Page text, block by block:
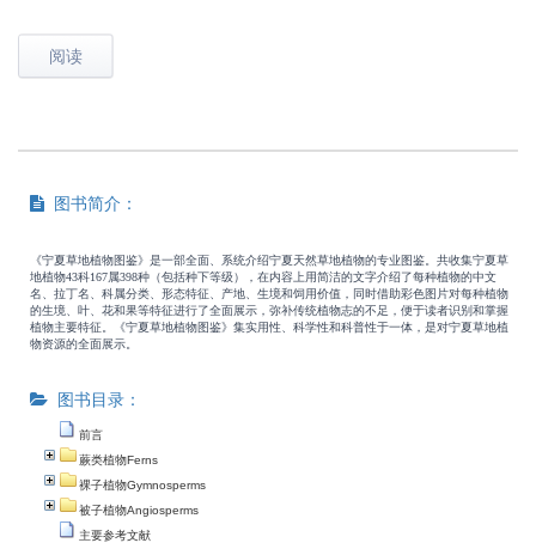
阅读
图书简介：
《宁夏草地植物图鉴》是一部全面、系统介绍宁夏天然草地植物的专业图鉴。共收集宁夏草
地植物43科167属398种（包括种下等级），在内容上用简洁的文字介绍了每种植物的中文
名、拉丁名、科属分类、形态特征、产地、生境和饲用价值，同时借助彩色图片对每种植物
的生境、叶、花和果等特征进行了全面展示，弥补传统植物志的不足，便于读者识别和掌握
植物主要特征。《宁夏草地植物图鉴》集实用性、科学性和科普性于一体，是对宁夏草地植
物资源的全面展示。
图书目录：
前言
蕨类植物Ferns
裸子植物Gymnosperms
被子植物Angiosperms
主要参考文献